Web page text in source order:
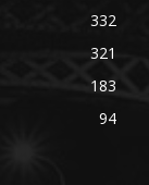
332
321
183
94